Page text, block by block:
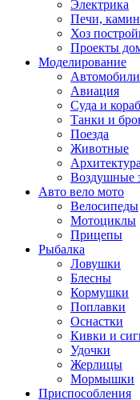
Электрика
Печи,
Хоз
Проекты
Моделирование
Автомобили
Авиация
Суда и
Танки и
Поезда
Животные
Архитектура
Воздушные
Авто вело мото
Велосипеды
Мотоциклы
Прицепы
Рыбалка
Ловушки
Блесны
Кормушки
Поплавки
Оснастки
Кивки и
Удочки
Жерлицы
Мормышки
Приспособления